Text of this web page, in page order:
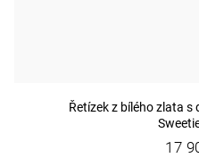
Řetízek z bílého zlata
17